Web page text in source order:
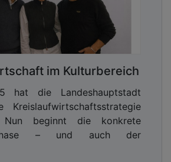
im Kulturbereich
hat die Landeshauptstadt
Kreislaufwirtschaftsstrategie
Nun beginnt die konkrete
– und auch der